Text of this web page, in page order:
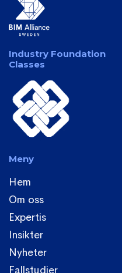
Industry Foundation
Classes
Meny
Hem
Om oss
Expertis
Insikter
Nyheter
Fallstudier